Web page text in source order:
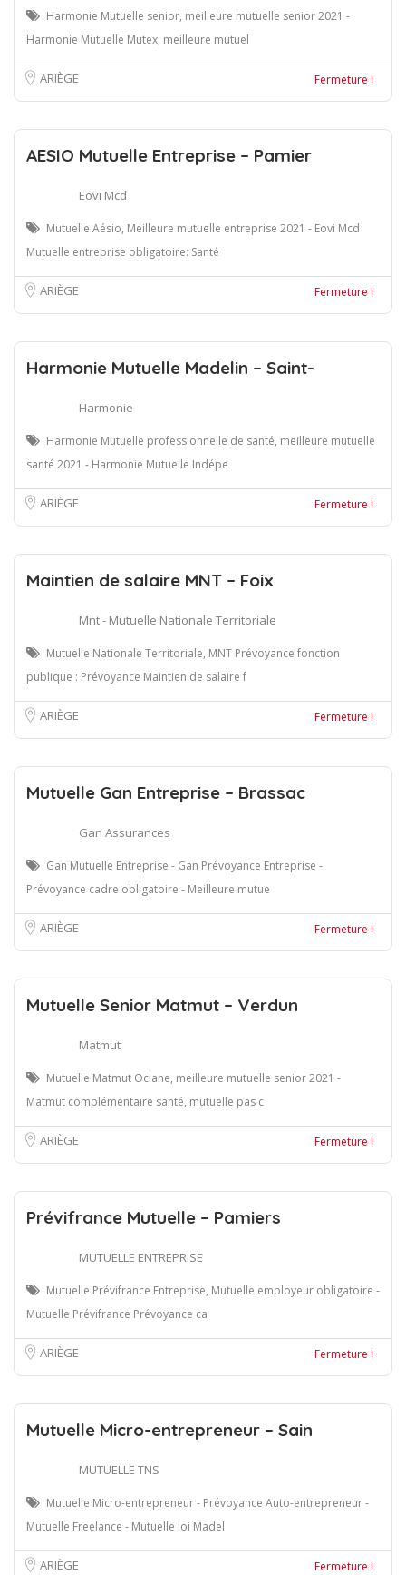
Harmonie Mutuelle senior, meilleure mutuelle senior 2021 -
Harmonie Mutuelle Mutex, meilleure mutuel
ARIÈGE Fermeture !
AESIO Mutuelle Entreprise – Pamier
Eovi Mcd
Mutuelle Aésio, Meilleure mutuelle entreprise 2021 - Eovi Mcd
Mutuelle entreprise obligatoire: Santé
ARIÈGE Fermeture !
Harmonie Mutuelle Madelin – Saint-
Harmonie
Harmonie Mutuelle professionnelle de santé, meilleure mutuelle
santé 2021 - Harmonie Mutuelle Indépe
ARIÈGE Fermeture !
Maintien de salaire MNT – Foix
Mnt - Mutuelle Nationale Territoriale
Mutuelle Nationale Territoriale, MNT Prévoyance fonction
publique : Prévoyance Maintien de salaire f
ARIÈGE Fermeture !
Mutuelle Gan Entreprise – Brassac
Gan Assurances
Gan Mutuelle Entreprise - Gan Prévoyance Entreprise -
Prévoyance cadre obligatoire - Meilleure mutue
ARIÈGE Fermeture !
Mutuelle Senior Matmut – Verdun
Matmut
Mutuelle Matmut Ociane, meilleure mutuelle senior 2021 -
Matmut complémentaire santé, mutuelle pas c
ARIÈGE Fermeture !
Prévifrance Mutuelle – Pamiers
MUTUELLE ENTREPRISE
Mutuelle Prévifrance Entreprise, Mutuelle employeur obligatoire -
Mutuelle Prévifrance Prévoyance ca
ARIÈGE Fermeture !
Mutuelle Micro-entrepreneur – Sain
MUTUELLE TNS
Mutuelle Micro-entrepreneur - Prévoyance Auto-entrepreneur -
Mutuelle Freelance - Mutuelle loi Madel
ARIÈGE Fermeture !